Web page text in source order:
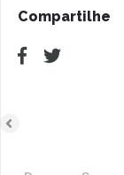
Compartilhe